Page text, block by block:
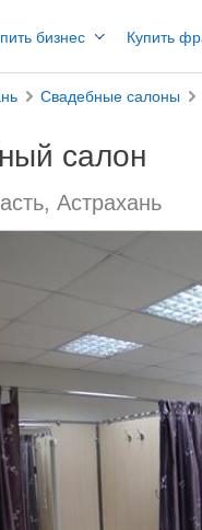
бизнес Купить
Свадебные салоны
салон
Астрахань